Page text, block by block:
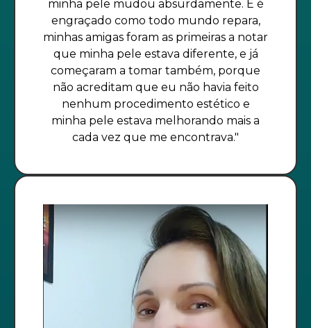
minha pele mudou absurdamente. E é
engraçado como todo mundo repara,
minhas amigas foram as primeiras a notar
que minha pele estava diferente, e já
começaram a tomar também, porque
não acreditam que eu não havia feito
nenhum procedimento estético e
minha pele estava melhorando mais a
cada vez que me encontrava."